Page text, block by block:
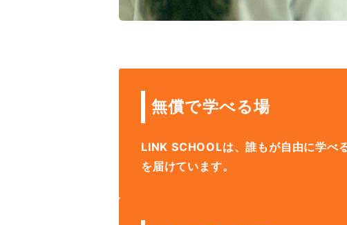
無償で学べる場
LINK SCHOOLは、誰もが自由に学べ
を届けています。